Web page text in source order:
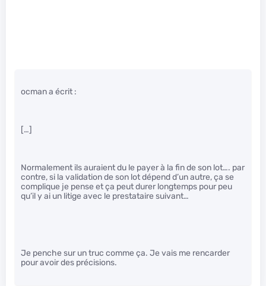
ocman a écrit :
[…]
Normalement ils auraient du le payer à la fin de son lot…. par
contre, si la validation de son lot dépend d’un autre, ça se
complique je pense et ça peut durer longtemps pour peu
qu’il y ai un litige avec le prestataire suivant…
Je penche sur un truc comme ça. Je vais me rencarder
pour avoir des précisions.